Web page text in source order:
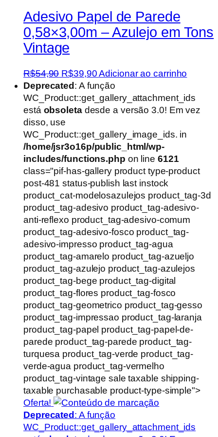
Adesivo Papel de Parede
0,58×3,00m – Azulejo em Tons
Vintage
R$54,90 O
preço
original
era:
R$54,90.
R$39,90O
preço
atual
é:
Adicionar ao carrinho
Deprecated: A função
WC_Product::get_gallery_attachment_ids
está obsoletadesde a versão 3.0! Em vez
disso, use
WC_Product::get_gallery_image_ids. in
/home/jsr3o16p/public_html/wp-
includes/functions.php on line 6121
class="pif-has-gallery product type-product
post-481 status-publish last instock
product_cat-modelosazulejos product_tag-3d
product_tag-adesivo product_tag-adesivo-
anti-reflexo product_tag-adesivo-comum
product_tag-adesivo-fosco product_tag-
adesivo-impresso product_tag-agua
product_tag-amarelo product_tag-azueljo
product_tag-azulejo product_tag-azulejos
product_tag-bege product_tag-digital
product_tag-flores product_tag-fosco
product_tag-geometrico product_tag-gesso
product_tag-impressao product_tag-laranja
product_tag-papel product_tag-papel-de-
parede product_tag-parede product_tag-
turquesa product_tag-verde product_tag-
verde-agua product_tag-vermelho
product_tag-vintage sale taxable shipping-
taxable purchasable product-type-simple">
Oferta!
Deprecated: A função
WC_Product::get_gallery_attachment_ids